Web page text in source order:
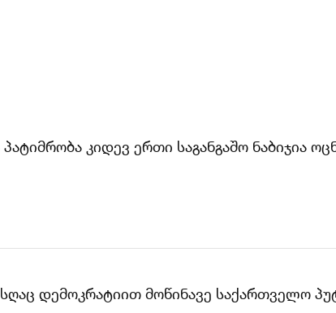
პატიმრობა კიდევ ერთი საგანგაშო ნაბიჯია
დემოკრატიით მოწინავე საქართველო